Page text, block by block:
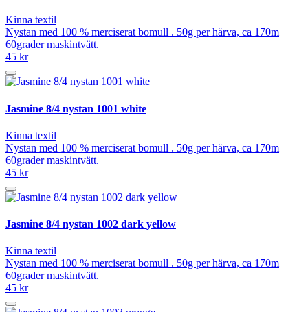
Kinna textil
Nystan med 100 % merciserat bomull . 50g per härva, ca 170m
60grader maskintvätt.
45 kr
Jasmine 8/4 nystan 1001 white
Kinna textil
Nystan med 100 % merciserat bomull . 50g per härva, ca 170m
60grader maskintvätt.
45 kr
Jasmine 8/4 nystan 1002 dark yellow
Kinna textil
Nystan med 100 % merciserat bomull . 50g per härva, ca 170m
60grader maskintvätt.
45 kr